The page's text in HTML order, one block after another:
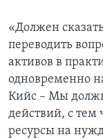
«Должен
переводить
активов в
одновременно
Кийс – Мы
действий, с
ресурсы на